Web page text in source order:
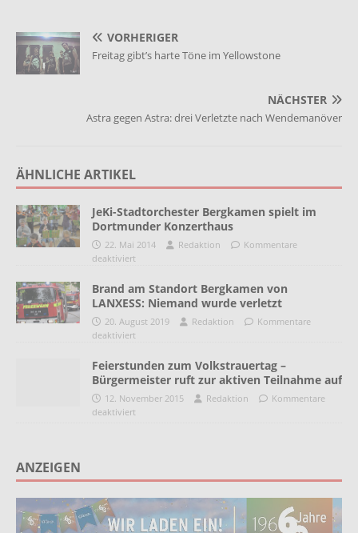
VORHERIGER
Freitag gibt’s harte Töne im Yellowstone
NÄCHSTER
Astra gegen Astra: drei Verletzte nach Wendemanöver
ÄHNLICHE ARTIKEL
JeKi-Stadtorchester Bergkamen spielt im
Dortmunder Konzerthaus
22. Mai 2014 Redaktion
Kommentare
deaktiviert
Brand am Standort Bergkamen von
LANXESS: Niemand wurde verletzt
20. August 2019 Redaktion
Kommentare
deaktiviert
Feierstunden zum Volkstrauertag –
Bürgermeister ruft zur aktiven Teilnahme auf
12. November 2015 Redaktion
Kommentare
deaktiviert
ANZEIGEN